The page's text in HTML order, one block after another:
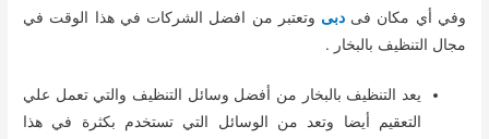
وفي أي مكان فىدبى وتعتبر من افضل الشركات في هذا الوقت في
مجال التنظيف بالبخار .
يعد التنظيف بالبخار من أفضل وسائل التنظيف والتي تعمل علي
التعقيم أيضا وتعد من الوسائل التي تستخدم بكثرة في هذا